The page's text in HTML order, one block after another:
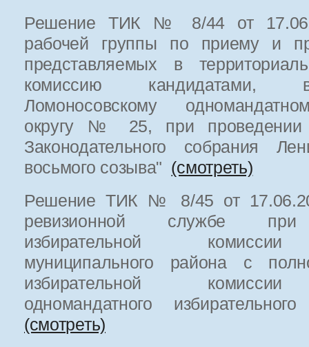
Решение ТИК № 8/44 от
рабочей группы по приему и
представляемых в
комиссию кандидатами,
Ломоносовскому
округу № 25, при проведении
Законодательного собрания
восьмого созыва" (смотреть)
Решение ТИК № 8/45 от
ревизионной службе при
избирательной комиссии
муниципального района с
избирательной комиссии
одномандатного
(смотреть)